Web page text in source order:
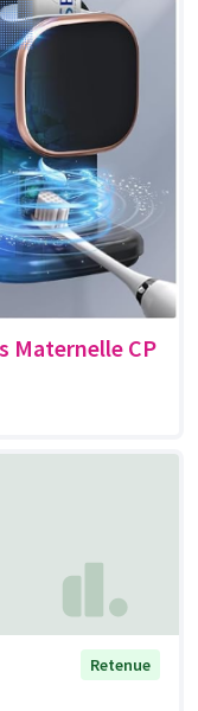
Maternelle CP
Retenue